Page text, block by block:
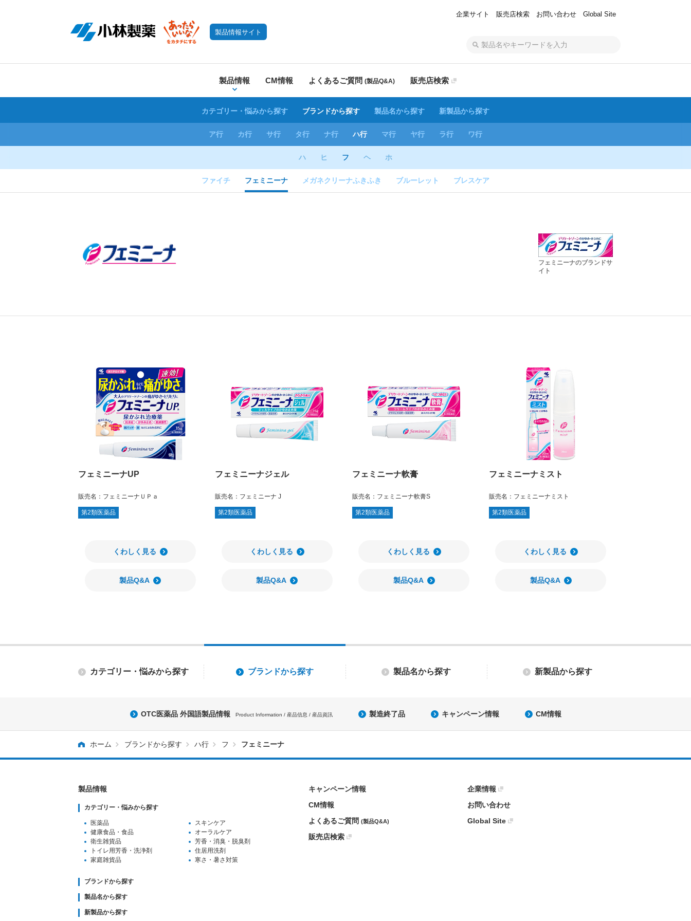
製品情報サイト
企業サイト 販売店検索 お問い合わせ Global Site
製品情報 CM情報 よくあるご質問 (製品Q&A) 販売店検索
カテゴリー・悩みから探す ブランドから探す 製品名から探す 新製品から探す
ア行 カ行 サ行 タ行 ナ行 ハ行 マ行 ヤ行 ラ行 ワ行
ハ ヒ フ ヘ ホ
ファイチ フェミニーナ メガネクリーナふきふき ブルーレット ブレスケア
フェミニーナのブランドサ
イト
フェミニーナUP
販売名： フェミニーナＵＰａ
第2類医薬品
くわしく見る
製品Q&A
フェミニーナジェル
販売名： フェミニーナ J
第2類医薬品
くわしく見る
製品Q&A
フェミニーナ軟膏
販売名： フェミニーナ軟膏S
第2類医薬品
くわしく見る
製品Q&A
フェミニーナミスト
販売名： フェミニーナミスト
第2類医薬品
くわしく見る
製品Q&A
カテゴリー・悩みから探す ブランドから探す 製品名から探す 新製品から探す
OTC医薬品 外国語製品情報 Product Information / 産品信息 / 産品資訊 製造終了品 キャンペーン情報 CM情報
ホーム ブランドから探す ハ行 フ フェミニーナ
製品情報
カテゴリー・悩みから探す
医薬品
スキンケア
健康食品・食品
オーラルケア
衛生雑貨品
芳香・消臭・脱臭剤
トイレ用芳香 ・洗浄剤
住居用洗剤
家庭雑貨品
寒さ・暑さ対策
ブランドから探す
製品名から探す
新製品から探す
キャンペーン情報
CM情報
よくあるご質問 (製品Q&A)
販売店検索
企業情報
お問い合わせ
Global Site